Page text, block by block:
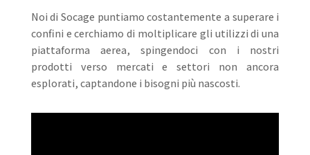
Noi di Socage puntiamo costantemente a superare i
confini e cerchiamo di moltiplicare gli utilizzi di una
piattaforma aerea, spingendoci con i nostri
prodotti verso mercati e settori non ancora
esplorati, captandone i bisogni più nascosti.